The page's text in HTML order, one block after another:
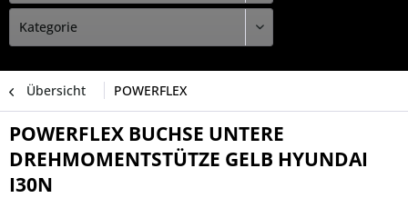
Übersicht POWERFLEX
POWERFLEX BUCHSE UNTERE
DREHMOMENTSTÜTZE GELB HYUNDAI
I30N